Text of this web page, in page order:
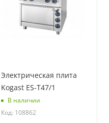
Электрическая плита
Kogast ES-Т47/1
В наличии
Код: 108862